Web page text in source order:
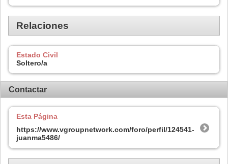
Relaciones
Estado Civil
Soltero/a
Contactar
Esta Página
https://www.vgroupnetwork.com/foro/perfil/124541-
juanma5486/